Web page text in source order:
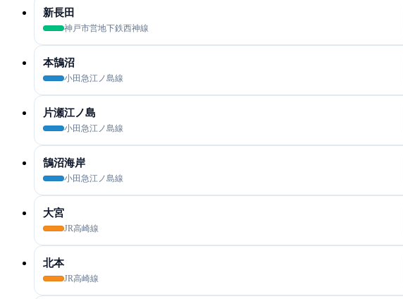
新長田
神戸市営地下鉄西神線
本鵠沼
小田急江ノ島線
片瀬江ノ島
小田急江ノ島線
鵠沼海岸
小田急江ノ島線
大宮
JR高崎線
北本
JR高崎線